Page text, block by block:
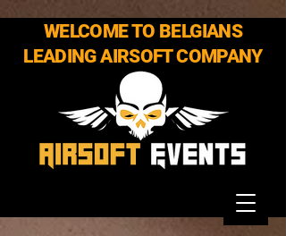
WELCOME TO BELGIANS
LEADING AIRSOFT COMPANY